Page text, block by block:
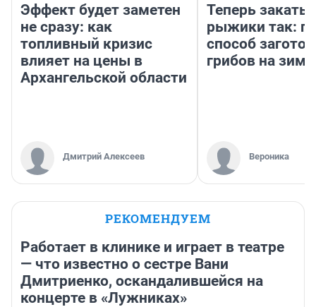
Эффект будет заметен
не сразу: как
топливный кризис
влияет на цены в
Архангельской области
Дмитрий Алексеев
Теперь
рыжики так:
способ
грибов на зиму
Вероника
РЕКОМЕНДУЕМ
Работает в клинике и играет в театре
— что известно о сестре Вани
Дмитриенко, оскандалившейся на
концерте в «Лужниках»